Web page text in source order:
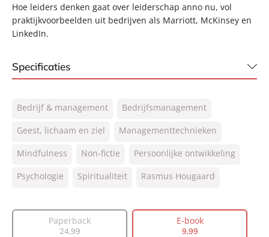
Hoe leiders denken gaat over leiderschap anno nu, vol
praktijkvoorbeelden uit bedrijven als Marriott, McKinsey en
LinkedIn.
Specificaties
NUR:
801
Type:
E-book
Auteur(s):
Rasmus Hougaard
Aantal pagina's:
256
Verschijningsdatum:
Bedrijf & management
Bedrijfsmanagement
Geest, lichaam en ziel
Managementtechnieken
Mindfulness
Non-fictie
Persoonlijke ontwikkeling
Psychologie
Spiritualiteit Rasmus Hougaard
Paperback
24,99
E-book
9,99